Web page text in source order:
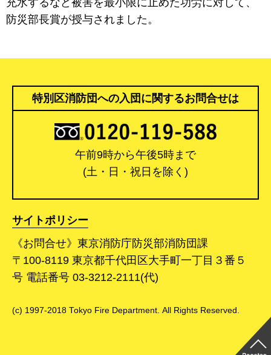
充水するなど被害を最小限に止めた功労に対して、
防災部長賞が授与されました。
特別区消防団への入団に関するお問合せは
午前9時から午後5時まで
(土・日・祝日を除く)
サイトポリシー
《お問合せ》東京消防庁防災部消防団課
〒100-8119 東京都千代田区大手町一丁目３番５
号 電話番号 03-3212-2111(代)
(c) 1997-2018 Tokyo Fire Department. All Rights Reserved.